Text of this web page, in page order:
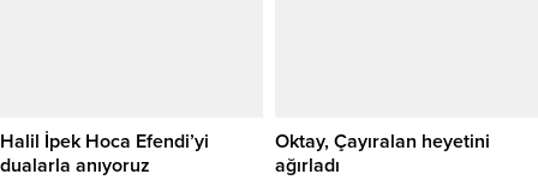
Gazetemiz sahibi Cemil Mermertaş
ve Ferhat Özer ile bir...
yapılan aramalarda çok sayıda suç
unsuruna ulaşıldı. ADRES VE...
Halil İpek Hoca Efendi’yi
dualarla anıyoruz
Oktay, Çayıralan heyetini
ağırladı